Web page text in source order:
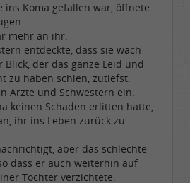
ins Koma gefallen war, öffnete
mehr an ihr.
entdeckte, dass sie wach
der das ganze Leid und
zu haben schien, zutiefst.
Ärzte und Schwestern ein.
keinen Schaden erlitten hatte,
ihr ins Leben zurück zu
aber das schlechte
dass er auch weiterhin auf
Tochter verzichtete.